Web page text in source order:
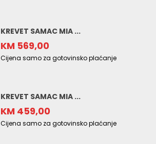
KREVET SAMAC MIA ...
KM 569,00
Cijena samo za gotovinsko plaćanje
KREVET SAMAC MIA ...
KM 459,00
Cijena samo za gotovinsko plaćanje